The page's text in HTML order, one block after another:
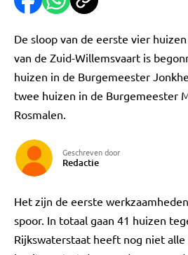
De sloop van de eerste vier
van de Zuid-Willemsvaart is
huizen in de Burgemeester
twee huizen in de Burgemeester
Rosmalen.
Geschreven door
Redactie
Het zijn de eerste
spoor. In totaal gaan 41 huizen
Rijkswaterstaat heeft nog niet